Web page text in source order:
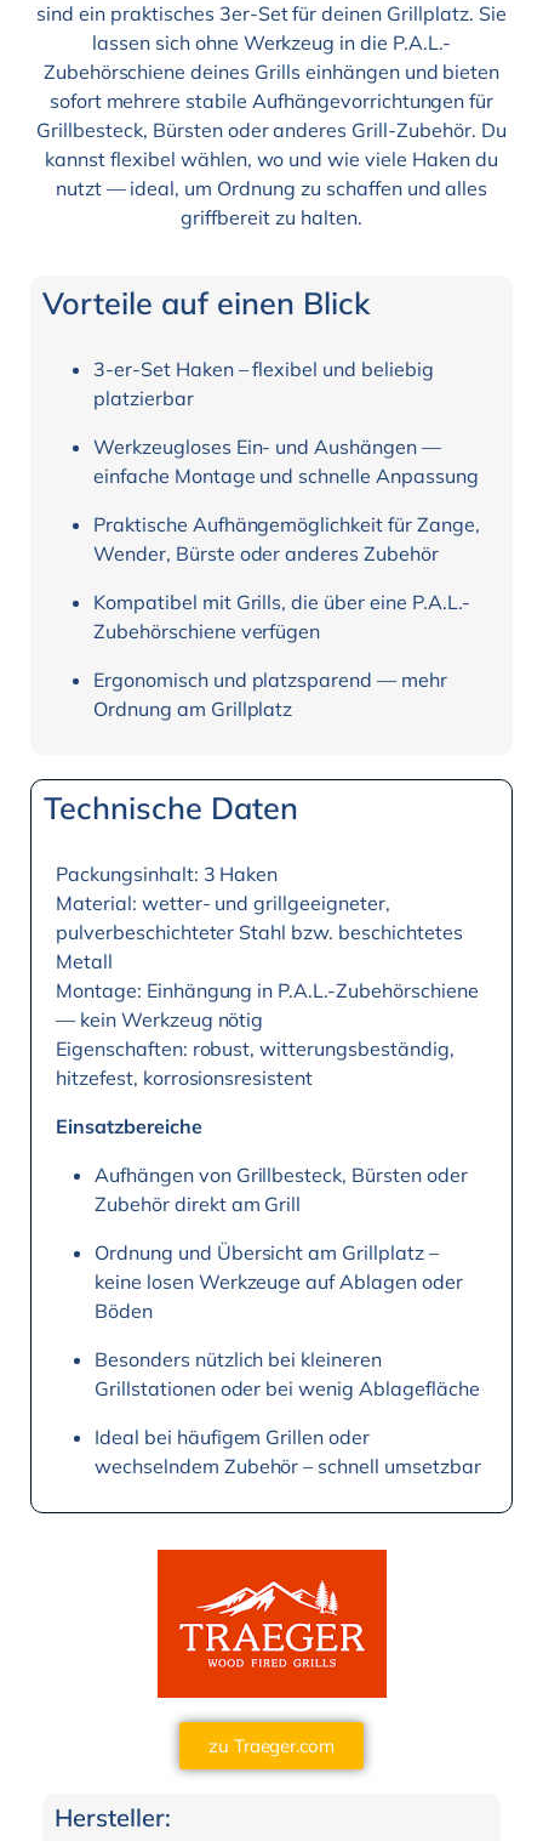
sind ein praktisches 3er-Set für deinen Grillplatz. Sie
lassen sich ohne Werkzeug in die P.A.L.-
Zubehörschiene deines Grills einhängen und bieten
sofort mehrere stabile Aufhängevorrichtungen für
Grillbesteck, Bürsten oder anderes Grill-Zubehör. Du
kannst flexibel wählen, wo und wie viele Haken du
nutzt — ideal, um Ordnung zu schaffen und alles
griffbereit zu halten.
Vorteile auf einen Blick
3-er-Set Haken – flexibel und beliebig
platzierbar
Werkzeugloses Ein- und Aushängen —
einfache Montage und schnelle Anpassung
Praktische Aufhängemöglichkeit für Zange,
Wender, Bürste oder anderes Zubehör
Kompatibel mit Grills, die über eine P.A.L.-
Zubehörschiene verfügen
Ergonomisch und platzsparend — mehr
Ordnung am Grillplatz
Technische Daten
Packungsinhalt: 3 Haken
Material: wetter- und grillgeeigneter,
pulverbeschichteter Stahl bzw. beschichtetes
Metall
Montage: Einhängung in P.A.L.-Zubehörschiene
— kein Werkzeug nötig
Eigenschaften: robust, witterungsbeständig,
hitzefest, korrosionsresistent
Einsatzbereiche
Aufhängen von Grillbesteck, Bürsten oder
Zubehör direkt am Grill
Ordnung und Übersicht am Grillplatz –
keine losen Werkzeuge auf Ablagen oder
Böden
Besonders nützlich bei kleineren
Grillstationen oder bei wenig Ablagefläche
Ideal bei häufigem Grillen oder
wechselndem Zubehör – schnell umsetzbar
zu Traeger.com
Hersteller: